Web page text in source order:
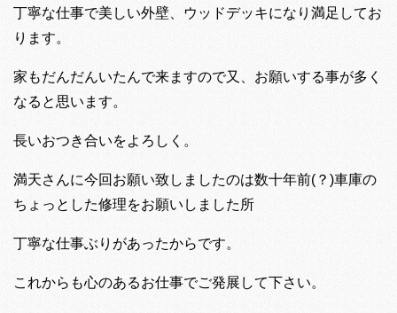
丁寧な仕事で美しい外壁、ウッドデッキになり満足してお
ります。
家もだんだんいたんで来ますので又、お願いする事が多く
なると思います。
長いおつき合いをよろしく。
満天さんに今回お願い致しましたのは数十年前(？)車庫の
ちょっとした修理をお願いしました所
丁寧な仕事ぶりがあったからです。
これからも心のあるお仕事でご発展して下さい。